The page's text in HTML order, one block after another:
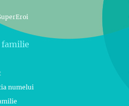
numelui